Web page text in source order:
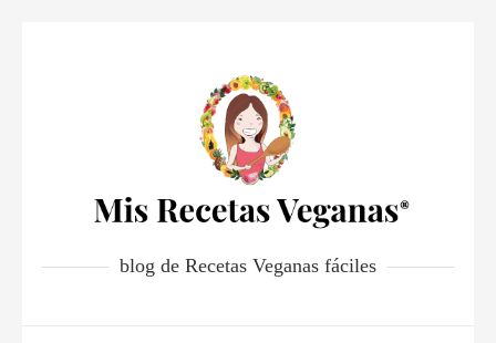
blog de Recetas Veganas fáciles